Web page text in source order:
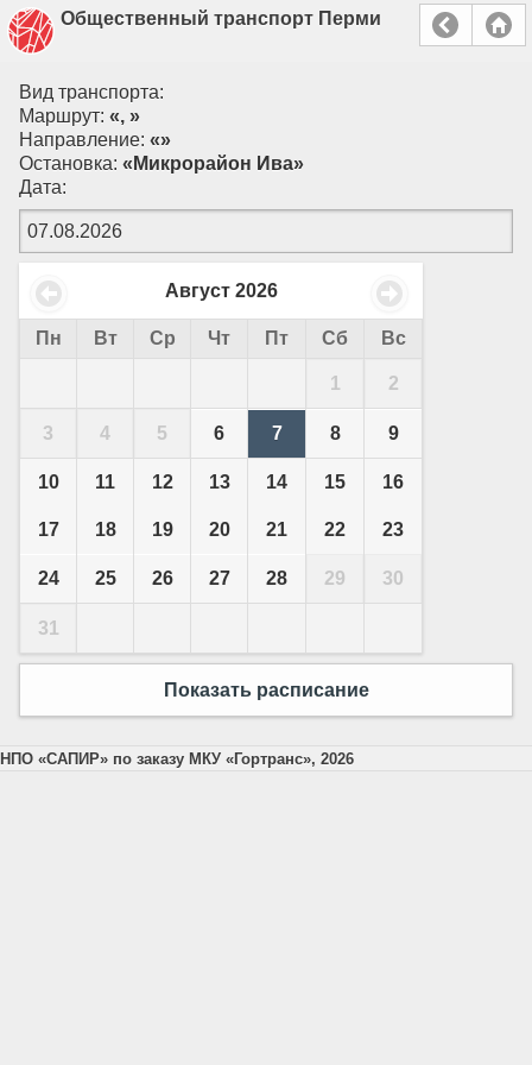
Общественный транспорт Перми
Вид транспорта:
Маршрут: «, »
Направление: «»
Остановка: «Микрорайон Ива»
Дата:
Август 2026
Пн Вт Ср Чт Пт Сб Вс
1 2
3 4 5 6 7 8 9
10 11 12 13 14 15 16
17 18 19 20 21 22 23
24 25 26 27 28 29 30
31
Показать расписание
НПО «САПИР» по заказу МКУ «Гортранс», 2026